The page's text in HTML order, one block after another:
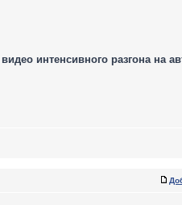
интенсивного разгона на